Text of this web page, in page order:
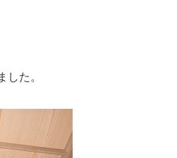
た。